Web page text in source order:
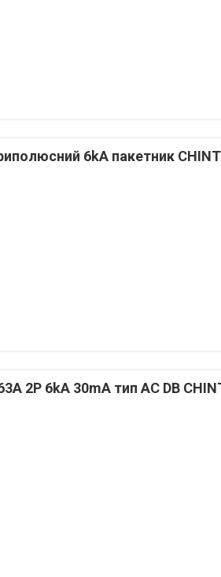
6kA пакетник CHINT
2P 6kA 30mA тип AC DB